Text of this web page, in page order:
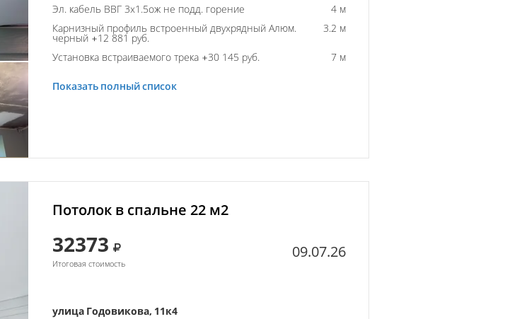
Эл. кабель ВВГ 3х1.5ож не подд. горение
4 м
Карнизный профиль встроенный двухрядный Алюм.
черный +12 881 руб.
3.2 м
Установка встраиваемого трека +30 145 руб. 7 м
Показать полный список
Потолок в спальне 22 м2
32373
Итоговая стоимость
09.07.26
улица Годовикова, 11к4